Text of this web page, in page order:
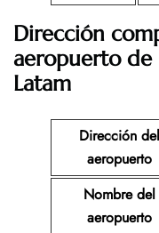
Dirección
aeropuerto de
Latam
Dirección del
aeropuerto
Nombre del
aeropuerto